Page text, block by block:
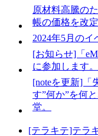
原材料高騰の
帳の価格を改
2024年5月のイ
[お知らせ]「
に参加します。
[noteを更新]「
す”何か”を何
堂。
[テラキテ]テラ